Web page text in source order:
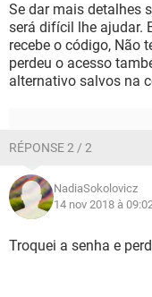
Se dar mais detalhes
será difícil lhe ajudar.
recebe o código, Não
perdeu o acesso
alternativo salvos na
RÉPONSE 2 / 2
NadiaSokolovicz
14 nov 2018 à
Troquei a senha e